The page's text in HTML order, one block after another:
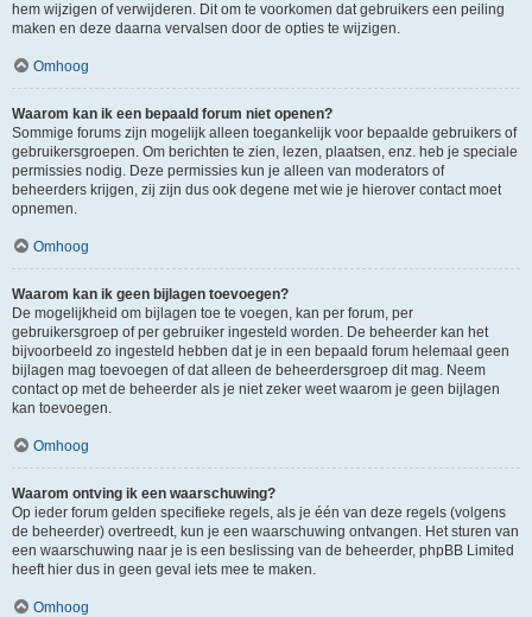
hem wijzigen of verwijderen. Dit om te voorkomen dat gebruikers een peiling
maken en deze daarna vervalsen door de opties te wijzigen.
Omhoog
Waarom kan ik een bepaald forum niet openen?
Sommige forums zijn mogelijk alleen toegankelijk voor bepaalde gebruikers of
gebruikersgroepen. Om berichten te zien, lezen, plaatsen, enz. heb je speciale
permissies nodig. Deze permissies kun je alleen van moderators of
beheerders krijgen, zij zijn dus ook degene met wie je hierover contact moet
opnemen.
Omhoog
Waarom kan ik geen bijlagen toevoegen?
De mogelijkheid om bijlagen toe te voegen, kan per forum, per
gebruikersgroep of per gebruiker ingesteld worden. De beheerder kan het
bijvoorbeeld zo ingesteld hebben dat je in een bepaald forum helemaal geen
bijlagen mag toevoegen of dat alleen de beheerdersgroep dit mag. Neem
contact op met de beheerder als je niet zeker weet waarom je geen bijlagen
kan toevoegen.
Omhoog
Waarom ontving ik een waarschuwing?
Op ieder forum gelden specifieke regels, als je één van deze regels (volgens
de beheerder) overtreedt, kun je een waarschuwing ontvangen. Het sturen van
een waarschuwing naar je is een beslissing van de beheerder, phpBB Limited
heeft hier dus in geen geval iets mee te maken.
Omhoog